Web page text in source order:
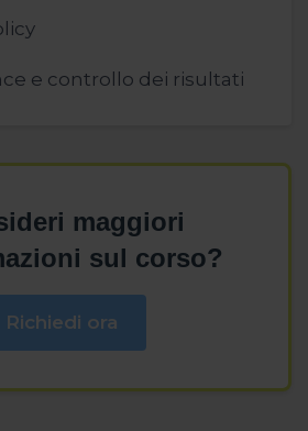
e controllo dei risultati
maggiori
sul corso?
Richiedi ora